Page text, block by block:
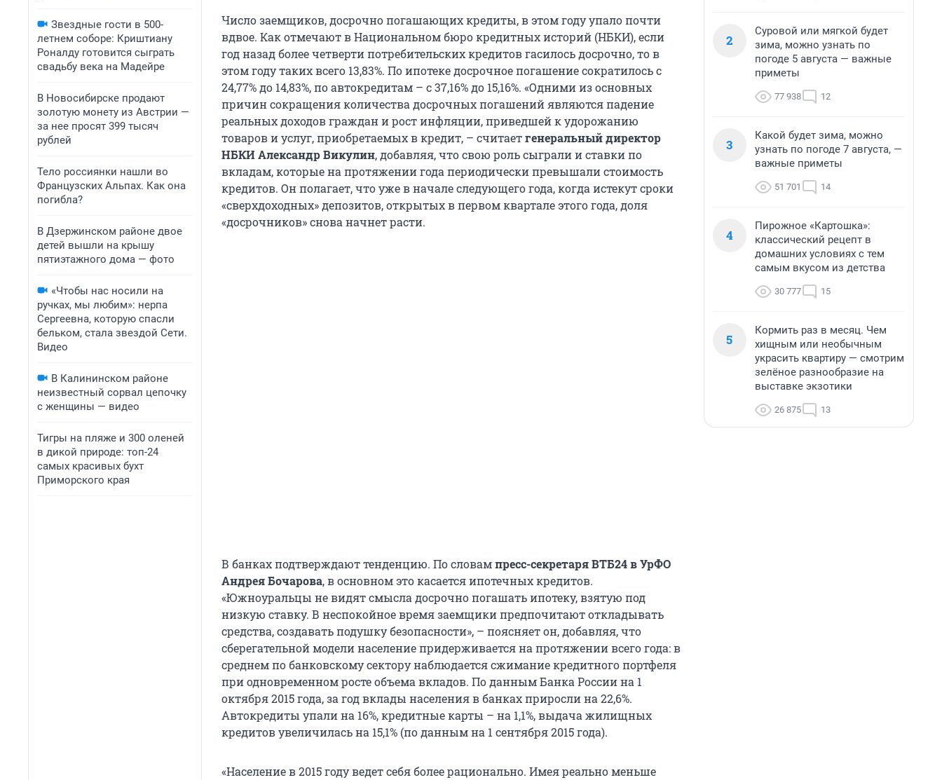
Звездные гости в 500-
летнем соборе: Криштиану
Роналду готовится сыграть
свадьбу века на Мадейре
В Новосибирске продают
золотую монету из Австрии —
за нее просят 399 тысяч
рублей
Тело россиянки нашли во
Французских Альпах. Как она
погибла?
В Дзержинском районе двое
детей вышли на крышу
пятиэтажного дома — фото
«Чтобы нас носили на
ручках, мы любим»: нерпа
Сергеевна, которую спасли
бельком, стала звездой Сети.
Видео
В Калининском районе
неизвестный сорвал цепочку
с женщины — видео
Тигры на пляже и 300 оленей
в дикой природе: топ-24
самых красивых бухт
Приморского края
Число заемщиков, досрочно погашающих кредиты, в этом году упало почти
вдвое. Как отмечают в Национальном бюро кредитных историй (НБКИ), если
год назад более четверти потребительских кредитов гасилось досрочно, то в
этом году таких всего 13,83%. По ипотеке досрочное погашение сократилось с
24,77% до 14,83%, по автокредитам – с 37,16% до 15,16%. «Одними из основных
причин сокращения количества досрочных погашений являются падение
реальных доходов граждан и рост инфляции, приведшей к удорожанию
товаров и услуг, приобретаемых в кредит, – считаетгенеральный директор
НБКИ Александр Викулин, добавляя, что свою роль сыграли и ставки по
вкладам, которые на протяжении года периодически превышали стоимость
кредитов. Он полагает, что уже в начале следующего года, когда истекут сроки
«сверхдоходных» депозитов, открытых в первом квартале этого года, доля
«досрочников» снова начнет расти.
В банках подтверждают тенденцию. По словампресс-секретаря ВТБ24 в УрФО
Андрея Бочарова, в основном это касается ипотечных кредитов.
«Южноуральцы не видят смысла досрочно погашать ипотеку, взятую под
низкую ставку. В неспокойное время заемщики предпочитают откладывать
средства, создавать подушку безопасности», – поясняет он, добавляя, что
сберегательной модели население придерживается на протяжении всего года: в
среднем по банковскому сектору наблюдается сжимание кредитного портфеля
при одновременном росте объема вкладов. По данным Банка России на 1
октября 2015 года, за год вклады населения в банках приросли на 22,6%.
Автокредиты упали на 16%, кредитные карты – на 1,1%, выдача жилищных
кредитов увеличилась на 15,1% (по данным на 1 сентября 2015 года).
«Население в 2015 году ведет себя более рационально. Имея реально меньше
2
Суровой или мягкой будет
зима, можно узнать по
погоде 5 августа — важные
приметы
77 938 12
3
Какой будет зима, можно
узнать по погоде 7 августа, —
важные приметы
51 701 14
4
Пирожное «Картошка»:
классический рецепт в
домашних условиях с тем
самым вкусом из детства
30 777 15
5
Кормить раз в месяц. Чем
хищным или необычным
украсить квартиру — смотрим
зелёное разнообразие на
выставке экзотики
26 875 13